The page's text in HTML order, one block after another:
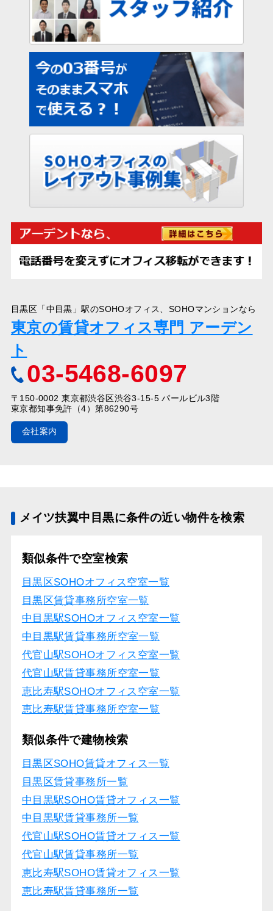
目黒区「中目黒」駅のSOHOオフィス、SOHOマンションなら
東京の賃貸オフィス専門 アーデン
ト
03-5468-6097
〒150-0002 東京都渋谷区渋谷3-15-5 パールビル3階
東京都知事免許（4）第86290号
会社案内
メイツ扶翼中目黒に条件の近い物件を検索
類似条件で空室検索
目黒区SOHOオフィス空室一覧
目黒区賃貸事務所空室一覧
中目黒駅SOHOオフィス空室一覧
中目黒駅賃貸事務所空室一覧
代官山駅SOHOオフィス空室一覧
代官山駅賃貸事務所空室一覧
恵比寿駅SOHOオフィス空室一覧
恵比寿駅賃貸事務所空室一覧
類似条件で建物検索
目黒区SOHO賃貸オフィス一覧
目黒区賃貸事務所一覧
中目黒駅SOHO賃貸オフィス一覧
中目黒駅賃貸事務所一覧
代官山駅SOHO賃貸オフィス一覧
代官山駅賃貸事務所一覧
恵比寿駅SOHO賃貸オフィス一覧
恵比寿駅賃貸事務所一覧